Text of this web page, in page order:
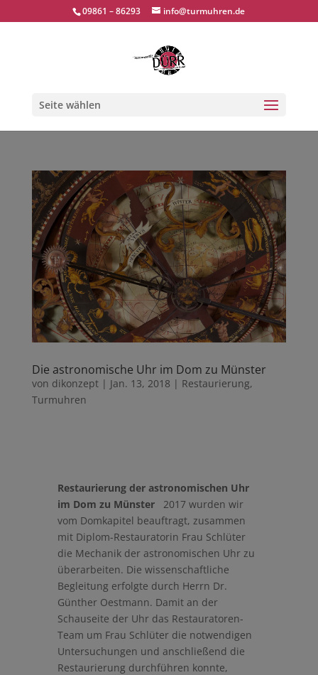
09861 – 86293 info@turmuhren.de
Seite wählen
Die astronomische Uhr im Dom zu Münster
von dikonzept| Jan. 13, 2018 | Restaurierung,
Turmuhren
Restaurierung der astronomischen Uhr
im Dom zu Münster
2017 wurden wir
vom Domkapitel beauftragt, zusammen
mit Diplom-Restauratorin Frau Schlüter
die Mechanik der astronomischen Uhr zu
überarbeiten. Die wissenschaftliche
Begleitung erfolgte durch Herrn Dr.
Günther Oestmann. Damit an der
Schauseite der Uhr das Restauratoren-
Team um Frau Schlüter die notwendigen
Untersuchungen und anschließend die
Restaurierung durchführen konnte,